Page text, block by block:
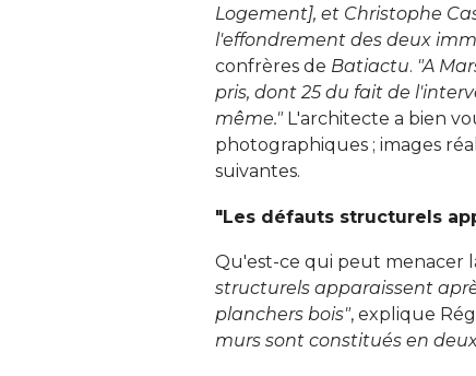
Logement], et Christophe
l'effondrement des deux
confrères de Batiactu. "A
pris, dont 25 du fait de
même."L'architecte a bien
photographiques ; images
suivantes.
"Les défauts structurels
Qu'est-ce qui peut menacer
structurels apparaissent
planchers bois", explique
murs sont constitués en